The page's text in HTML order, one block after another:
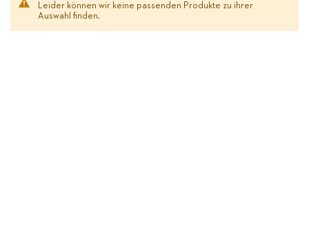
Leider können wir keine passenden Produkte zu ihrer
Auswahl finden.